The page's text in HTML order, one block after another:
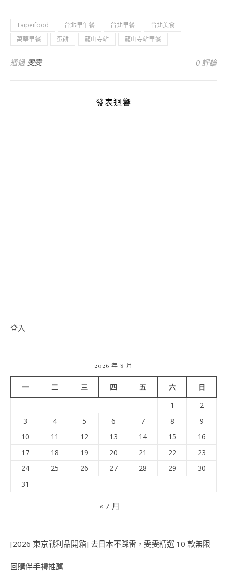
Taipeifood 台北早午餐 台北早餐
台北美食
萬華早餐
蛋餅 龍山寺站 龍山寺站早餐
通過 雯雯 0 評論
發表迴響
登入
2026 年 8 月
一 二 三 四 五 六
日
1
2
3
4 5 6 7 8
9
10
11 12 13 14 15
16
17
18 19 20 21 22
23
24
25 26 27 28 29
30
31
« 7 月
[2026 東京戰利品開箱] 去日本不踩雷，雯雯精選 10 款無限
回購伴手禮推薦